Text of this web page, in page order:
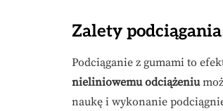
Zalety
Podciąganie z gumami to
nieliniowemu odciążeniu
naukę i wykonanie